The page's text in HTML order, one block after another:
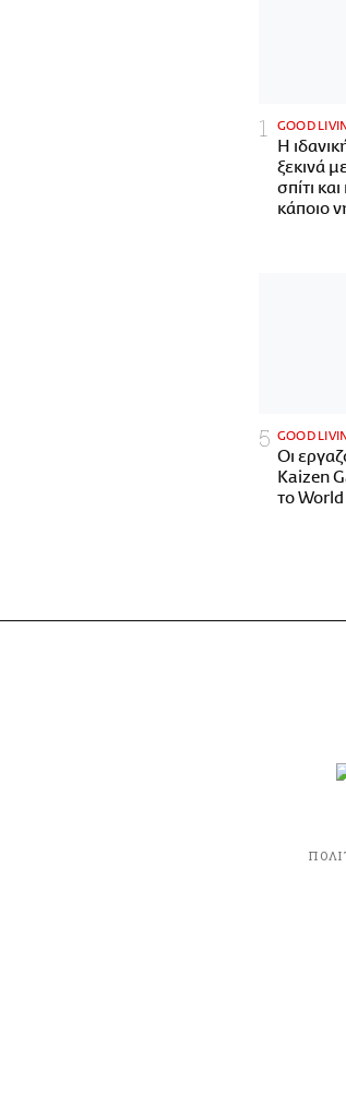
GOOD
Η
ξεκινά
σπίτι
κάποιο
GOOD
Οι
Kaizen
το